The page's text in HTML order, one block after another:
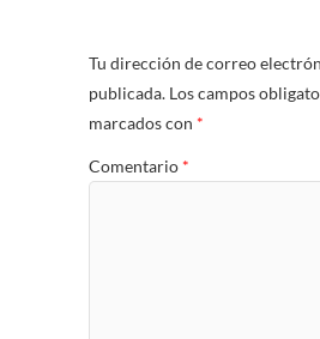
Tu dirección de correo
publicada. Los campos
marcados con *
Comentario *